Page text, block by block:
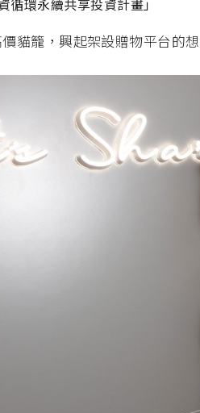
環永續共享投資計畫」
貓籠，興起架設贈物平台的